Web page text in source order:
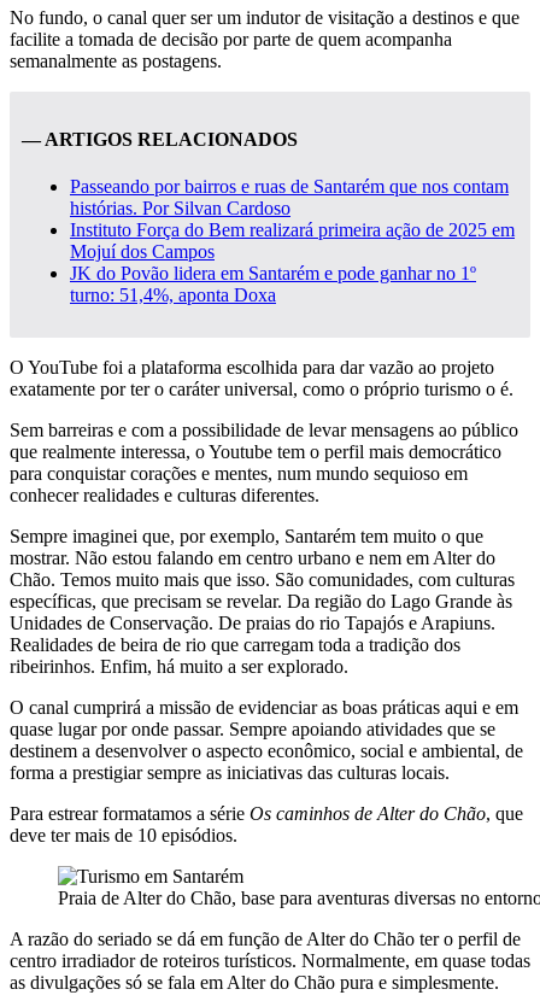
No fundo, o canal quer ser um indutor de visitação a destinos e que
facilite a tomada de decisão por parte de quem acompanha
semanalmente as postagens.
— ARTIGOS RELACIONADOS
Passeando por bairros e ruas de Santarém que nos contam
histórias. Por Silvan Cardoso
Instituto Força do Bem realizará primeira ação de 2025 em
Mojuí dos Campos
JK do Povão lidera em Santarém e pode ganhar no 1º
turno: 51,4%, aponta Doxa
O YouTube foi a plataforma escolhida para dar vazão ao projeto
exatamente por ter o caráter universal, como o próprio turismo o é.
Sem barreiras e com a possibilidade de levar mensagens ao público
que realmente interessa, o Youtube tem o perfil mais democrático
para conquistar corações e mentes, num mundo sequioso em
conhecer realidades e culturas diferentes.
Sempre imaginei que, por exemplo, Santarém tem muito o que
mostrar. Não estou falando em centro urbano e nem em Alter do
Chão. Temos muito mais que isso. São comunidades, com culturas
específicas, que precisam se revelar. Da região do Lago Grande às
Unidades de Conservação. De praias do rio Tapajós e Arapiuns.
Realidades de beira de rio que carregam toda a tradição dos
ribeirinhos. Enfim, há muito a ser explorado.
O canal cumprirá a missão de evidenciar as boas práticas aqui e em
quase lugar por onde passar. Sempre apoiando atividades que se
destinem a desenvolver o aspecto econômico, social e ambiental, de
forma a prestigiar sempre as iniciativas das culturas locais.
Para estrear formatamos a série Os caminhos de Alter do Chão, que
deve ter mais de 10 episódios.
Praia de Alter do Chão, base para aventuras diversas no
A razão do seriado se dá em função de Alter do Chão ter o perfil de
centro irradiador de roteiros turísticos. Normalmente, em quase todas
as divulgações só se fala em Alter do Chão pura e simplesmente.